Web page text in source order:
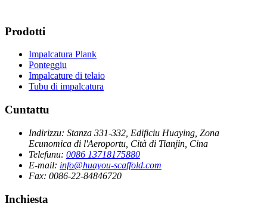
Prodotti
Impalcatura Plank
Ponteggiu
Impalcature di telaio
Tubu di impalcatura
Cuntattu
Indirizzu: Stanza 331-332, Edificiu Huaying, Zona
Ecunomica di l'Aeroportu, Cità di Tianjin, Cina
Telefunu: 0086 13718175880
E-mail: info@huayou-scaffold.com
Fax: 0086-22-84846720
Inchiesta